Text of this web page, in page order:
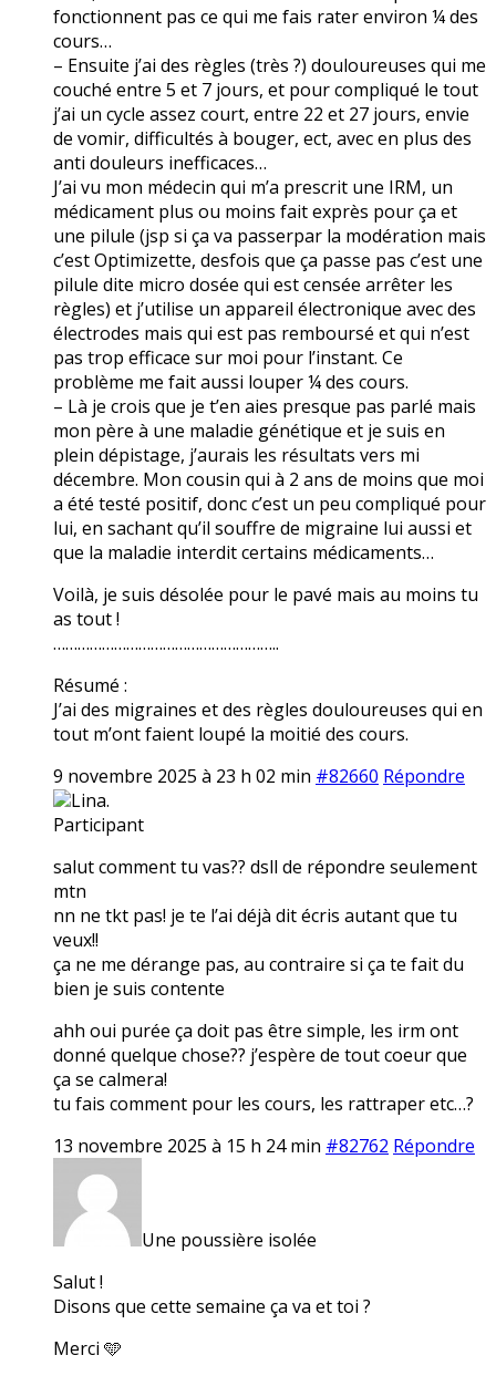
fonctionnent pas ce qui me fais rater environ ¼ des
cours…
– Ensuite j’ai des règles (très ?) douloureuses qui me
couché entre 5 et 7 jours, et pour compliqué le tout
j’ai un cycle assez court, entre 22 et 27 jours, envie
de vomir, difficultés à bouger, ect, avec en plus des
anti douleurs inefficaces…
J’ai vu mon médecin qui m’a prescrit une IRM, un
médicament plus ou moins fait exprès pour ça et
une pilule (jsp si ça va passerpar la modération mais
c’est Optimizette, desfois que ça passe pas c’est une
pilule dite micro dosée qui est censée arrêter les
règles) et j’utilise un appareil électronique avec des
électrodes mais qui est pas remboursé et qui n’est
pas trop efficace sur moi pour l’instant. Ce
problème me fait aussi louper ¼ des cours.
– Là je crois que je t’en aies presque pas parlé mais
mon père à une maladie génétique et je suis en
plein dépistage, j’aurais les résultats vers mi
décembre. Mon cousin qui à 2 ans de moins que moi
a été testé positif, donc c’est un peu compliqué pour
lui, en sachant qu’il souffre de migraine lui aussi et
que la maladie interdit certains médicaments…
Voilà, je suis désolée pour le pavé mais au moins tu
as tout !
………………………………………………..
Résumé :
J’ai des migraines et des règles douloureuses qui en
tout m’ont faient loupé la moitié des cours.
9 novembre 2025 à 23 h 02 min #82660 Répondre
Lina.
Participant
salut comment tu vas?? dsll de répondre seulement
mtn
nn ne tkt pas! je te l’ai déjà dit écris autant que tu
veux!!
ça ne me dérange pas, au contraire si ça te fait du
bien je suis contente
ahh oui purée ça doit pas être simple, les irm ont
donné quelque chose?? j’espère de tout coeur que
ça se calmera!
tu fais comment pour les cours, les rattraper etc…?
13 novembre 2025 à 15 h 24 min #82762 Répondre
Une poussière isolée
Salut !
Disons que cette semaine ça va et toi ?
Merci 🩵